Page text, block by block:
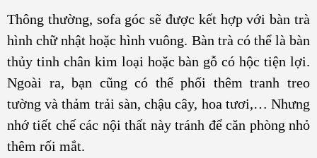
Thông thường, sofa góc sẽ được kết hợp với bàn trà
hình chữ nhật hoặc hình vuông. Bàn trà có thể là bàn
thủy tinh chân kim loại hoặc bàn gỗ có hộc tiện lợi.
Ngoài ra, bạn cũng có thể phối thêm tranh treo
tường và thảm trải sàn, chậu cây, hoa tươi,… Nhưng
nhớ tiết chế các nội thất này tránh để căn phòng nhỏ
thêm rối mắt.